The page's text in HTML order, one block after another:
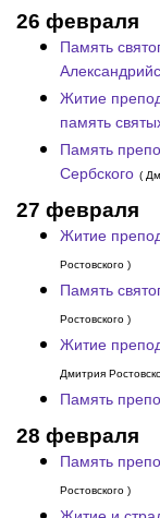
26 февраля
Память
Житие
память
Память
Сербского (
27 февраля
Житие
Ростовского )
Память
Ростовского )
Житие
Дмитрия
Память
28 февраля
Память
Ростовского )